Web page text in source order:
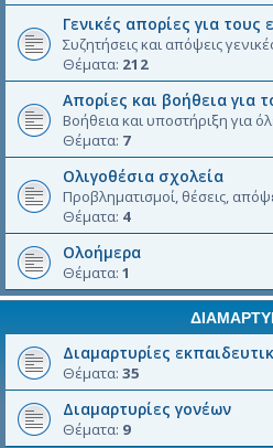
Γενικές απορίες για τους
Συζητήσεις και απόψεις
Θέματα: 212
Απορίες και βοήθεια για
Βοήθεια και υποστήριξη για
Θέματα: 7
Ολιγοθέσια σχολεία
Προβληματισμοί, θέσεις,
Θέματα: 4
Ολοήμερα
Θέματα: 1
Διαμαρτυρίες
Θέματα: 35
Διαμαρτυρίες γονέων
Θέματα: 9